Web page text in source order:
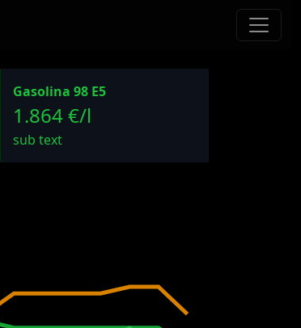
Gasolina 98 E5
1.864 €/l
sub text